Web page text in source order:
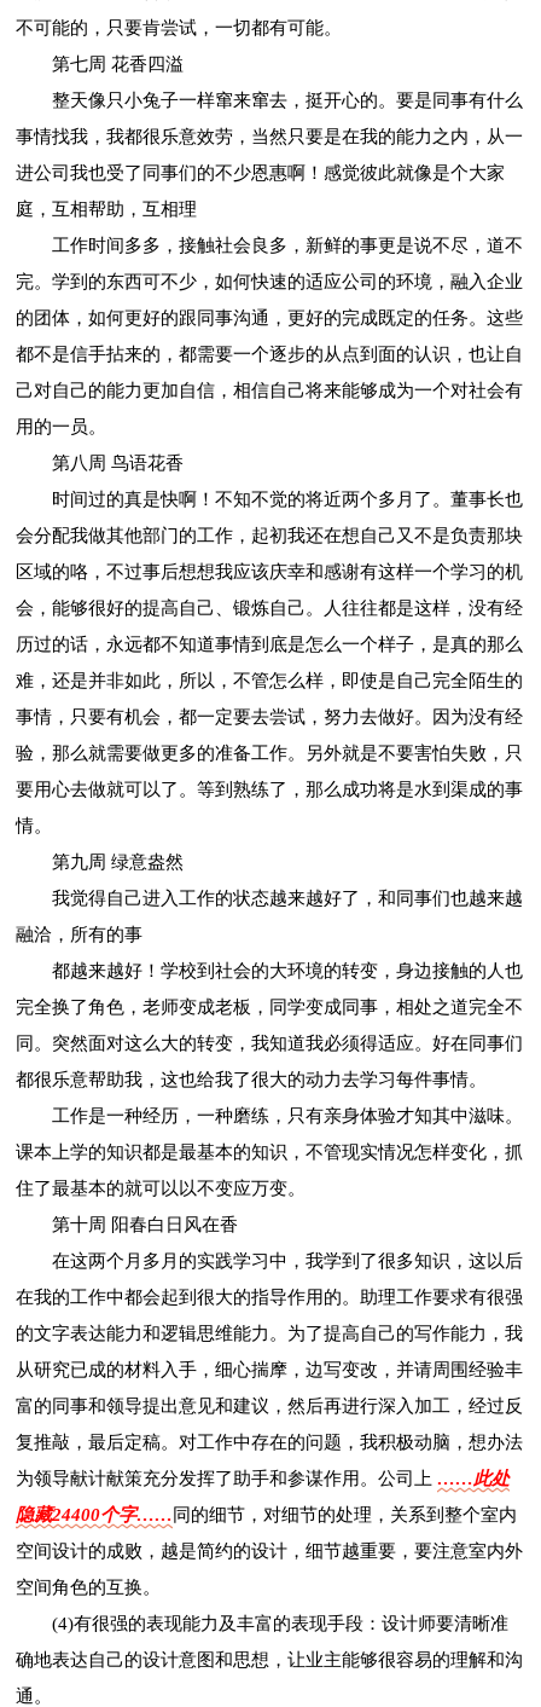
不可能的，只要肯尝试，一切都有可能。
第七周 花香四溢
整天像只小兔子一样窜来窜去，挺开心的。要是同事有什么
事情找我，我都很乐意效劳，当然只要是在我的能力之内，从一
进公司我也受了同事们的不少恩惠啊！感觉彼此就像是个大家
庭，互相帮助，互相理
工作时间多多，接触社会良多，新鲜的事更是说不尽，道不
完。学到的东西可不少，如何快速的适应公司的环境，融入企业
的团体，如何更好的跟同事沟通，更好的完成既定的任务。这些
都不是信手拈来的，都需要一个逐步的从点到面的认识，也让自
己对自己的能力更加自信，相信自己将来能够成为一个对社会有
用的一员。
第八周 鸟语花香
时间过的真是快啊！不知不觉的将近两个多月了。董事长也
会分配我做其他部门的工作，起初我还在想自己又不是负责那块
区域的咯，不过事后想想我应该庆幸和感谢有这样一个学习的机
会，能够很好的提高自己、锻炼自己。人往往都是这样，没有经
历过的话，永远都不知道事情到底是怎么一个样子，是真的那么
难，还是并非如此，所以，不管怎么样，即使是自己完全陌生的
事情，只要有机会，都一定要去尝试，努力去做好。因为没有经
验，那么就需要做更多的准备工作。另外就是不要害怕失败，只
要用心去做就可以了。等到熟练了，那么成功将是水到渠成的事
情。
第九周 绿意盎然
我觉得自己进入工作的状态越来越好了，和同事们也越来越
融洽，所有的事
都越来越好！学校到社会的大环境的转变，身边接触的人也
完全换了角色，老师变成老板，同学变成同事，相处之道完全不
同。突然面对这么大的转变，我知道我必须得适应。好在同事们
都很乐意帮助我，这也给我了很大的动力去学习每件事情。
工作是一种经历，一种磨练，只有亲身体验才知其中滋味。
课本上学的知识都是最基本的知识，不管现实情况怎样变化，抓
住了最基本的就可以以不变应万变。
第十周 阳春白日风在香
在这两个月多月的实践学习中，我学到了很多知识，这以后
在我的工作中都会起到很大的指导作用的。助理工作要求有很强
的文字表达能力和逻辑思维能力。为了提高自己的写作能力，我
从研究已成的材料入手，细心揣摩，边写变改，并请周围经验丰
富的同事和领导提出意见和建议，然后再进行深入加工，经过反
复推敲，最后定稿。对工作中存在的问题，我积极动脑，想办法
为领导献计献策充分发挥了助手和参谋作用。公司上……此处
隐藏24400个字……同的细节，对细节的处理，关系到整个室内
空间设计的成败，越是简约的设计，细节越重要，要注意室内外
空间角色的互换。
(4)有很强的表现能力及丰富的表现手段：设计师要清晰准
确地表达自己的设计意图和思想，让业主能够很容易的理解和沟
通。